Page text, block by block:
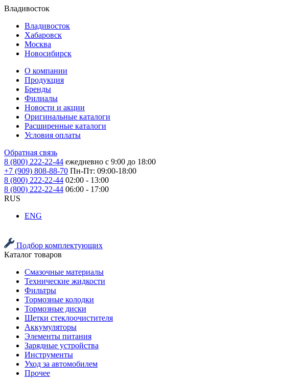
Владивосток
Владивосток
Хабаровск
Москва
Новосибирск
О компании
Продукция
Бренды
Филиалы
Новости и акции
Оригинальные каталоги
Расширенные каталоги
Условия оплаты
Обратная связь
8 (800) 222-22-44 ежедневно с 9:00 до 18:00
+7 (909) 808-88-70 Пн-Пт: 09:00-18:00
8 (800) 222-22-44 02:00 - 13:00
8 (800) 222-22-44 06:00 - 17:00
RUS
ENG
Подбор комплектующих
Каталог товаров
Смазочные материалы
Технические жидкости
Фильтры
Тормозные колодки
Тормозные диски
Щетки стеклоочистителя
Аккумуляторы
Элементы питания
Зарядные устройства
Инструменты
Уход за автомобилем
Прочее